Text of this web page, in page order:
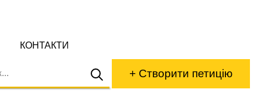
КОНТАКТИ
+ Створити петицію